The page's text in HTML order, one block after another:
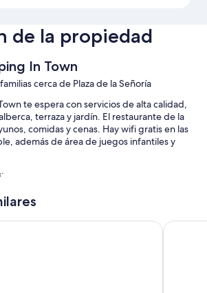
de la propiedad
In Town
cerca de Plaza de la Señoría
te espera con servicios de alta calidad,
terraza y jardín. El restaurante de la
comidas y cenas. Hay wifi gratis en las
además de área de juegos infantiles y
temporada y chapoteadero
cargo), renta de bicicletas y resguardo de
Palazzo di Giustizia Forte16